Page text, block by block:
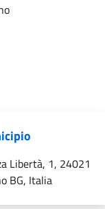
Libertà, 1, 24021
BG, Italia